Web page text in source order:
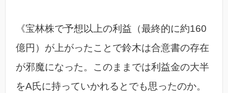
《宝林株で予想以上の利益（最終的に約160
億円）が上がったことで鈴木は合意書の存在
が邪魔になった。このままでは利益金の大半
をA氏に持っていかれるとでも思ったのか。